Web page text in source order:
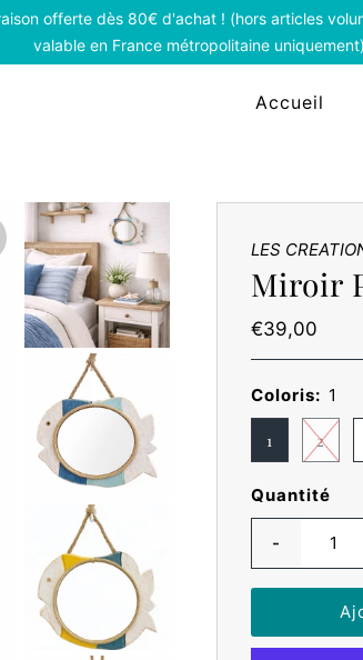
offerte dès 80€ d'achat ! (hors articles
valable en France métropolitaine uniquement)
Accueil
LES
Miroir
Prix
ordinaire
€39,00
Coloris: 1
1 2
Quantité
-